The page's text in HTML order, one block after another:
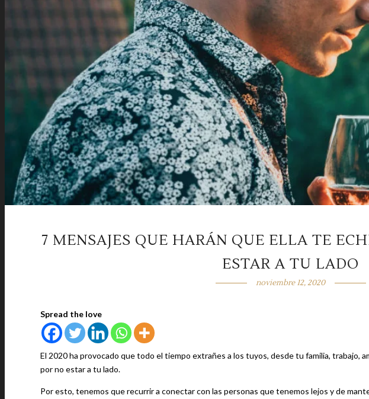
7 MENSAJES QUE HARÁN QUE ELLA TE
ESTAR A TU LADO
noviembre 12, 2020
Spread the love
El 2020 ha provocado que todo el tiempo extrañes a los tuyos, desde tu familia, trabajo,
por no estar a tu lado.
Por esto, tenemos que recurrir a conectar con las personas que tenemos lejos y de